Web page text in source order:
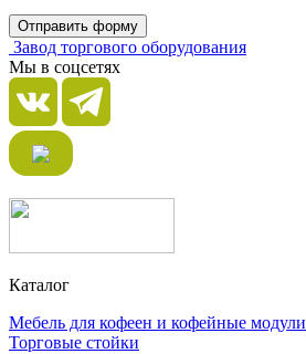
Отправить форму
Завод торгового оборудования
Мы в соцсетях
Каталог
Мебель для кофеен и кофейные модули
Торговые стойки